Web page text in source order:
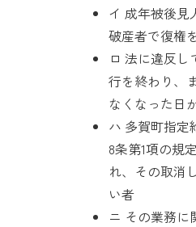
イ 成年被後見
破産者で復権
ロ 法に違反
行を終わり、
なくなった日
ハ 多賀町指定
8条第1項の規
れ、その取消
い者
ニ その業務に